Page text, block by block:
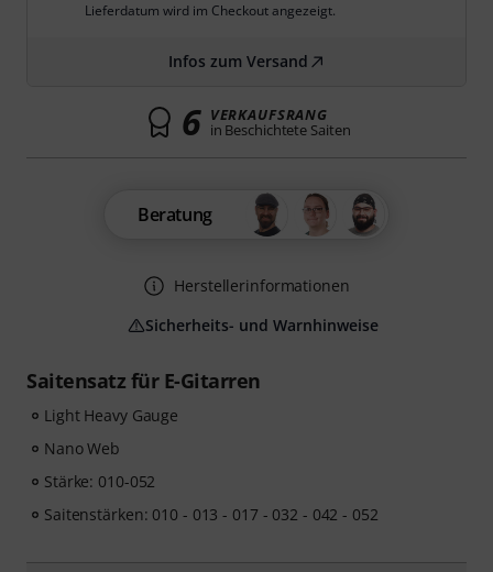
Saitensatz für E-Gitarren
Light Heavy Gauge
Nano Web
Stärke: 010-052
Saitenstärken: 010 - 013 - 017 - 032 - 042 - 052
Lieferdatum wird im Checkout angezeigt.
Infos zum Versand
6 VERKAUFSRANG
in Beschichtete Saiten
Beratung
Herstellerinformationen
Sicherheits- und Warnhinweise